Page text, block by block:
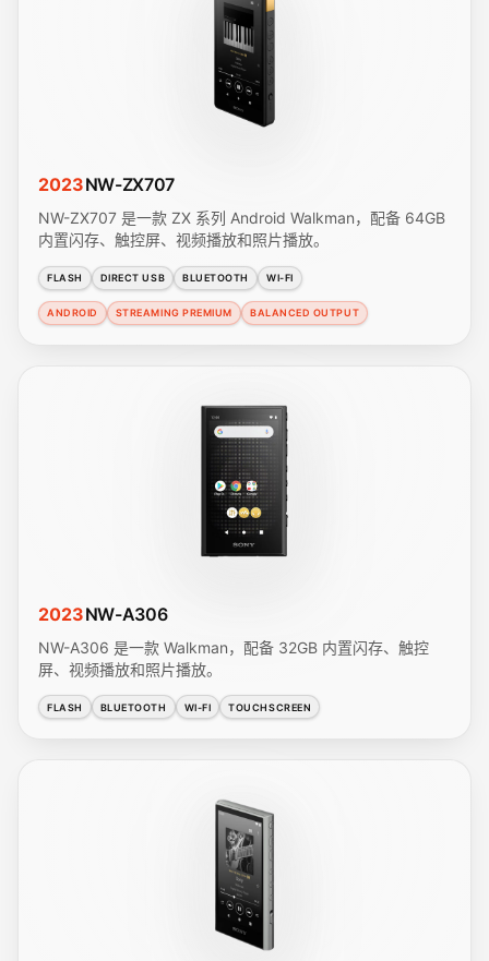
2023NW-ZX707
NW-ZX707 是一款 ZX 系列 Android Walkman，配备 64GB
内置闪存、触控屏、视频播放和照片播放。
FLASH DIRECT USB BLUETOOTH WI-FI
ANDROID STREAMING PREMIUM BALANCED OUTPUT
2023NW-A306
NW-A306 是一款 Walkman，配备 32GB 内置闪存、触控
屏、视频播放和照片播放。
FLASH BLUETOOTH WI-FI TOUCHSCREEN